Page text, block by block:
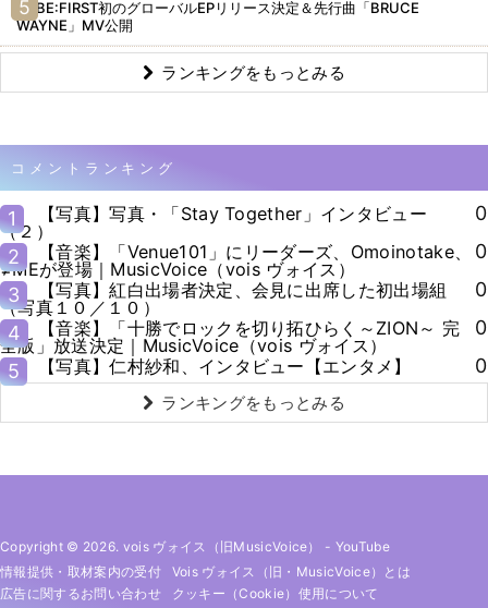
BE:FIRST初のグローバルEPリリース決定＆先行曲「BRUCE
WAYNE」MV公開
ランキングをもっとみる
コメントランキング
1
【写真】写真・「Stay Together」インタビュー
（２）
0
2
【音楽】「Venue101」にリーダーズ、Omoinotake、
≠MEが登場｜MusicVoice（vois ヴォイス）
0
3
【写真】紅白出場者決定、会見に出席した初出場組
（写真１０／１０）
0
4
【音楽】「十勝でロックを切り拓ひらく～ZION～ 完
全版」放送決定｜MusicVoice（vois ヴォイス）
0
5
【写真】仁村紗和、インタビュー【エンタメ】 0
ランキングをもっとみる
Copyright © 2026. vois ヴォイス（旧MusicVoice） - YouTube
情報提供・取材案内の受付
Vois ヴォイス（旧・MusicVoice）とは
広告に関するお問い合わせ
クッキー（cookie）使用について